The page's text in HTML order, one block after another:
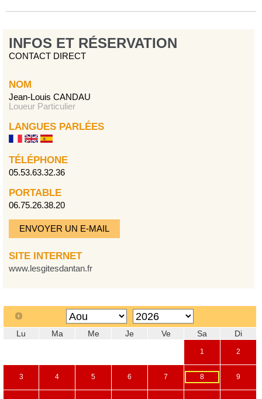
INFOS ET RÉSERVATION
CONTACT DIRECT
NOM
Jean-Louis CANDAU
Loueur Particulier
LANGUES PARLÉES
TÉLÉPHONE
05.53.63.32.36
PORTABLE
06.75.26.38.20
ENVOYER UN E-MAIL
SITE INTERNET
www.lesgitesdantan.fr
Lu Ma Me Je Ve Sa Di
1 2
3 4 5 6 7 8 9